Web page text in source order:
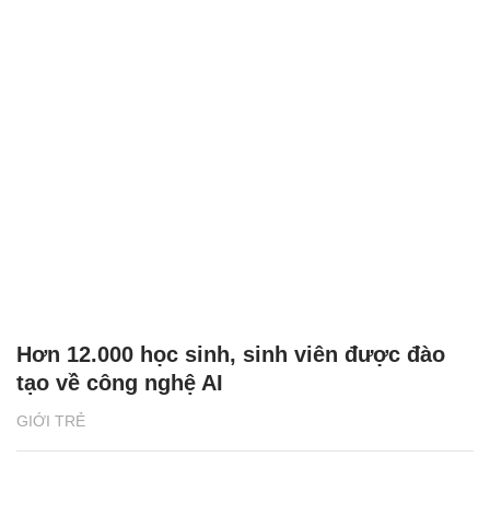
GIỚI TRẺ
Hơn 12.000 học sinh, sinh viên được đào
tạo về công nghệ AI